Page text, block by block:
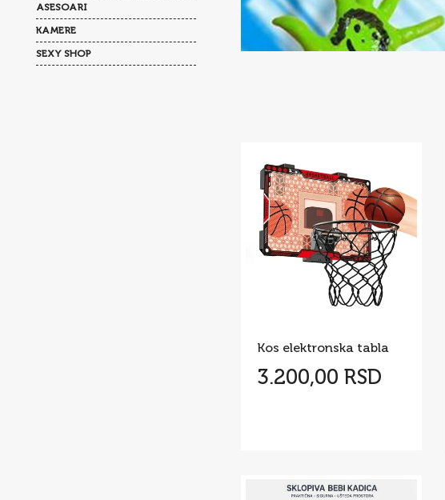
ASESOARI
KAMERE
SEXY SHOP
Kos elektronska tabla
3.200,00 RSD